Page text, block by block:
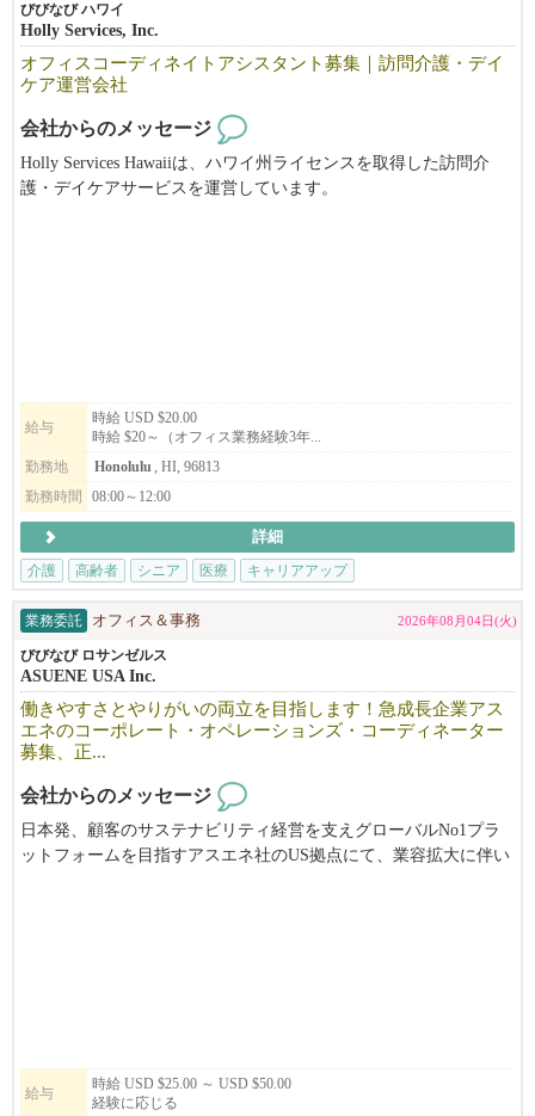
びびなび ハワイ
Holly Services, Inc.
オフィスコーディネイトアシスタント募集｜訪問介護・デイ
ケア運営会社
会社からのメッセージ
Holly Services Hawaiiは、ハワイ州ライセンスを取得した訪問介
護・デイケアサービスを運営しています。
給与
時給 USD $20.00
時給 $20～（オフィス業務経験3年...
勤務地
Honolulu
, HI, 96813
勤務時間
08:00～12:00
詳細
介護
高齢者 シニア 医療 キャリアアップ
業務委託 オフィス＆事務 2026年08月04日(火)
びびなび ロサンゼルス
ASUENE USA Inc.
働きやすさとやりがいの両立を目指します！急成長企業アス
エネのコーポレート・オペレーションズ・コーディネーター
募集、正...
会社からのメッセージ
日本発、顧客のサステナビリティ経営を支えグローバルNo1プラ
ットフォームを目指すアスエネ社のUS拠点にて、業容拡大に伴い
給与
時給 USD $25.00 ～ USD $50.00
経験に応じる